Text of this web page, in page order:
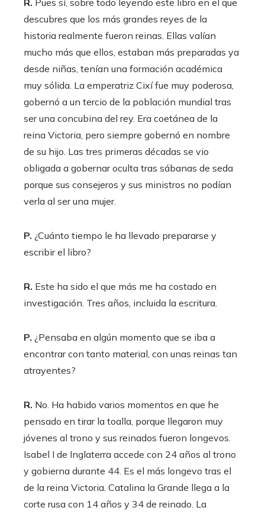
R. Pues sí, sobre todo leyendo este libro en el que
descubres que los más grandes reyes de la
historia realmente fueron reinas. Ellas valían
mucho más que ellos, estaban más preparadas ya
desde niñas, tenían una formación académica
muy sólida. La emperatriz Cixí fue muy poderosa,
gobernó a un tercio de la población mundial tras
ser una concubina del rey. Era coetánea de la
reina Victoria, pero siempre gobernó en nombre
de su hijo. Las tres primeras décadas se vio
obligada a gobernar oculta tras sábanas de seda
porque sus consejeros y sus ministros no podían
verla al ser una mujer.
P. ¿Cuánto tiempo le ha llevado prepararse y
escribir el libro?
R. Este ha sido el que más me ha costado en
investigación. Tres años, incluida la escritura.
P. ¿Pensaba en algún momento que se iba a
encontrar con tanto material, con unas reinas tan
atrayentes?
R. No. Ha habido varios momentos en que he
pensado en tirar la toalla, porque llegaron muy
jóvenes al trono y sus reinados fueron longevos.
Isabel I de Inglaterra accede con 24 años al trono
y gobierna durante 44. Es el más longevo tras el
de la reina Victoria. Catalina la Grande llega a la
corte rusa con 14 años y 34 de reinado. La